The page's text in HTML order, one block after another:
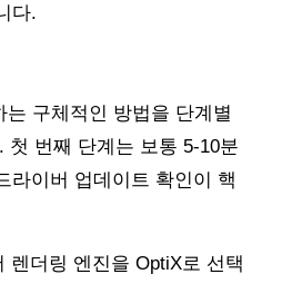
다.
구체적인 방법을 단계별
첫 번째 단계는 보통 5-10분
라이버 업데이트 확인이 핵
렌더링 엔진을 OptiX로 선택